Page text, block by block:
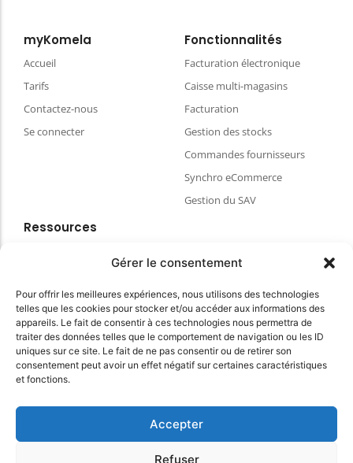
Gérer le consentement
Pour offrir les meilleures expériences, nous utilisons des technologies
telles que les cookies pour stocker et/ou accéder aux informations des
appareils. Le fait de consentir à ces technologies nous permettra de
traiter des données telles que le comportement de navigation ou les ID
uniques sur ce site. Le fait de ne pas consentir ou de retirer son
consentement peut avoir un effet négatif sur certaines caractéristiques
et fonctions.
Accepter
Refuser
myKomela
Accueil
Tarifs
Contactez-nous
Se connecter
Fonctionnalités
Facturation électronique
Caisse multi-magasins
Facturation
Gestion des stocks
Commandes fournisseurs
Synchro eCommerce
Gestion du SAV
Ressources
Choisir votre matériel de caisse
Espace client
CGVU
Politique de confidentialité
Conditions Générales du site